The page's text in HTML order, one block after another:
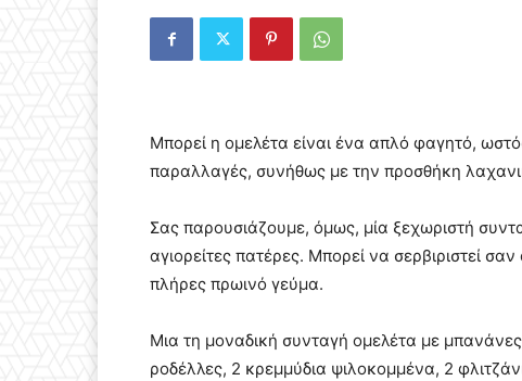
Μπορεί η ομελέτα είναι ένα απλό φαγητό,
παραλλαγές, συνήθως με την προσθήκη
Σας παρουσιάζουμε, όμως, μία ξεχωριστή
αγιορείτες πατέρες. Μπορεί να σερβιριστεί
πλήρες πρωινό γεύμα.
Μια τη μοναδική συνταγή ομελέτα με
ροδέλλες, 2 κρεμμύδια ψιλοκομμένα, 2